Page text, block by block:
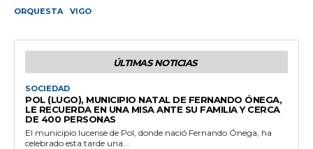
ORQUESTA
VIGO
ÚLTIMAS NOTICIAS
SOCIEDAD
POL (LUGO), MUNICIPIO NATAL DE FERNANDO ÓNEGA,
LE RECUERDA EN UNA MISA ANTE SU FAMILIA Y CERCA
DE 400 PERSONAS
El municipio lucense de Pol, donde nació Fernando Ónega, ha
celebrado esta tarde una...